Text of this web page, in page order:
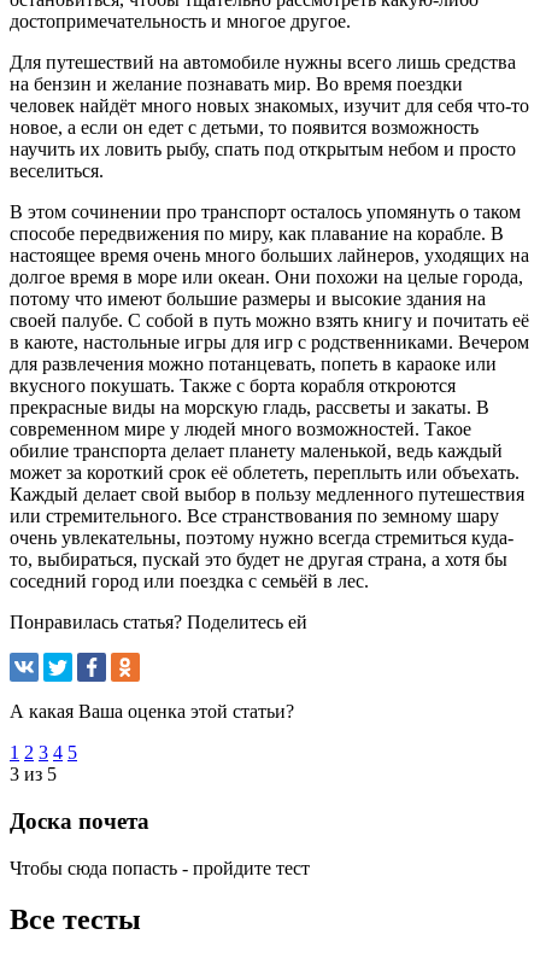
достопримечательность и многое другое.
Для путешествий на автомобиле нужны всего лишь средства
на бензин и желание познавать мир. Во время поездки
человек найдёт много новых знакомых, изучит для себя что-то
новое, а если он едет с детьми, то появится возможность
научить их ловить рыбу, спать под открытым небом и просто
веселиться.
В этом сочинении про транспорт осталось упомянуть о таком
способе передвижения по миру, как плавание на корабле. В
настоящее время очень много больших лайнеров, уходящих на
долгое время в море или океан. Они похожи на целые города,
потому что имеют большие размеры и высокие здания на
своей палубе. С собой в путь можно взять книгу и почитать её
в каюте, настольные игры для игр с родственниками. Вечером
для развлечения можно потанцевать, попеть в караоке или
вкусного покушать. Также с борта корабля откроются
прекрасные виды на морскую гладь, рассветы и закаты. В
современном мире у людей много возможностей. Такое
обилие транспорта делает планету маленькой, ведь каждый
может за короткий срок её облететь, переплыть или объехать.
Каждый делает свой выбор в пользу медленного путешествия
или стремительного. Все странствования по земному шару
очень увлекательны, поэтому нужно всегда стремиться куда-
то, выбираться, пускай это будет не другая страна, а хотя бы
соседний город или поездка с семьёй в лес.
Понравилась статья? Поделитесь ей
А какая Ваша оценка этой статьи?
1 2 3 4 5
3 из 5
Доска почета
Чтобы сюда попасть - пройдите тест
Все тесты